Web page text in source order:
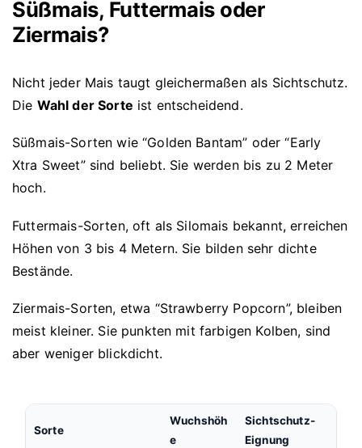
Süßmais, Futtermais oder
Ziermais?
Nicht jeder Mais taugt gleichermaßen als Sichtschutz.
Die Wahl der Sorte ist entscheidend.
Süßmais-Sorten wie “Golden Bantam” oder “Early
Xtra Sweet” sind beliebt. Sie werden bis zu 2 Meter
hoch.
Futtermais-Sorten, oft als Silomais bekannt, erreichen
Höhen von 3 bis 4 Metern. Sie bilden sehr dichte
Bestände.
Ziermais-Sorten, etwa “Strawberry Popcorn”, bleiben
meist kleiner. Sie punkten mit farbigen Kolben, sind
aber weniger blickdicht.
Sorte
Wuchshöh
e
Sichtschutz-
Eignung